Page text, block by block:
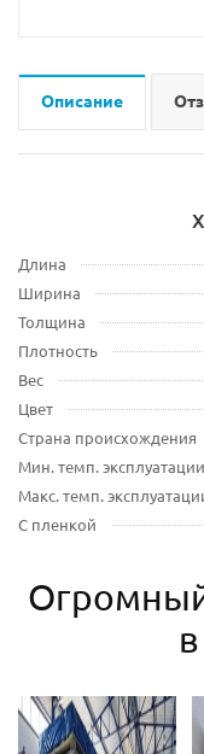
Описание
Длина
Ширина
Толщина
Плотность
Вес
Цвет
Страна происхождения
Мин. темп. эксплуатации
Макс. темп.
С пленкой